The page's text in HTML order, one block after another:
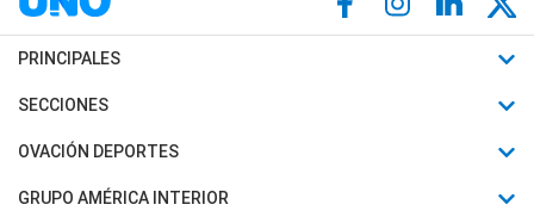
PRINCIPALES
Últimas Noticias
Política
SECCIONES
Horóscopo
Motores
OVACIÓN DEPORTES
Fútbol
GRUPO AMÉRICA INTERIOR